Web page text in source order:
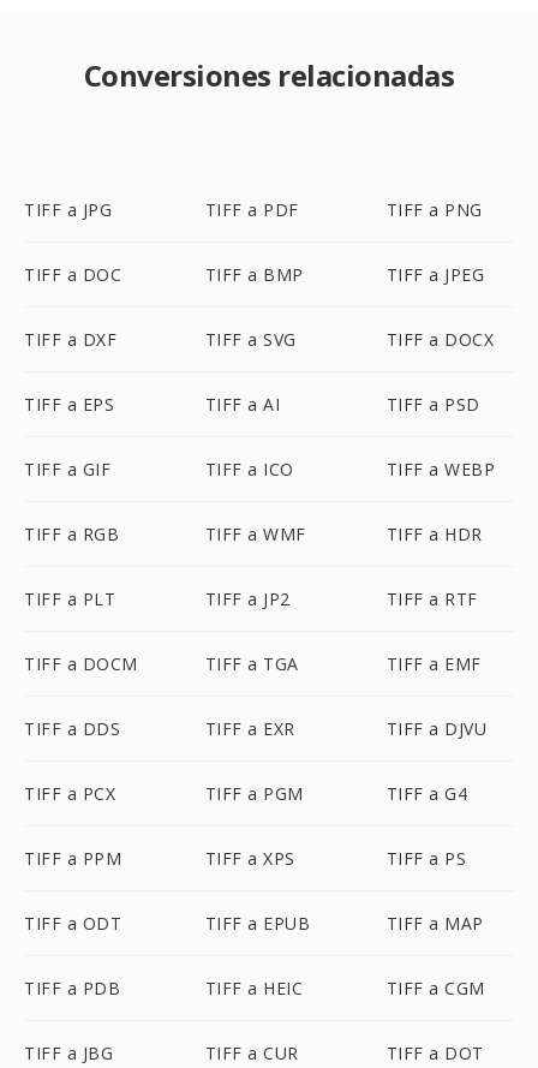
Conversiones relacionadas
TIFF a JPG TIFF a PDF TIFF a PNG
TIFF a DOC TIFF a BMP TIFF a JPEG
TIFF a DXF TIFF a SVG TIFF a DOCX
TIFF a EPS TIFF a AI TIFF a PSD
TIFF a GIF TIFF a ICO TIFF a WEBP
TIFF a RGB TIFF a WMF TIFF a HDR
TIFF a PLT TIFF a JP2 TIFF a RTF
TIFF a DOCM TIFF a TGA TIFF a EMF
TIFF a DDS TIFF a EXR TIFF a DJVU
TIFF a PCX TIFF a PGM TIFF a G4
TIFF a PPM TIFF a XPS TIFF a PS
TIFF a ODT TIFF a EPUB TIFF a MAP
TIFF a PDB TIFF a HEIC TIFF a CGM
TIFF a JBG TIFF a CUR TIFF a DOT